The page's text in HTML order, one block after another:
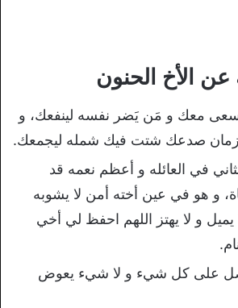
الأخ الحنون
معك و مَن يَضر نفسه لينفعك، و
صدعك شتت فيك شمله ليجمعك.
في العائله و أعظم نعمه قد
و هو في عين أخته أمن لا يشوبه
و لا يهتز اللهم احفظ لي أخي
على كل شيء و لا شيء يعوض